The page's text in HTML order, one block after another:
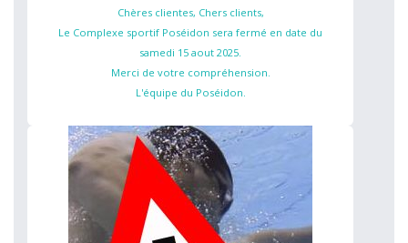
Chères clientes, Chers clients,
Le Complexe sportif Poséidon sera fermé en date du
samedi 15 aout 2025.
Merci de votre compréhension.
L'équipe du Poséidon.